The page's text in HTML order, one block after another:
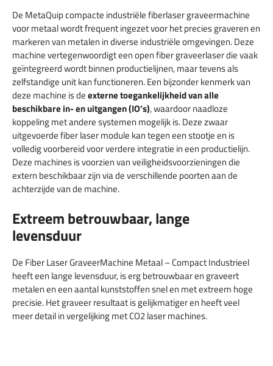
De MetaQuip compacte industriële fiberlaser graveermachine
voor metaal wordt frequent ingezet voor het precies graveren en
markeren van metalen in diverse industriële omgevingen. Deze
machine vertegenwoordigt een open fiber graveerlaser die vaak
geïntegreerd wordt binnen productielijnen, maar tevens als
zelfstandige unit kan functioneren. Een bijzonder kenmerk van
deze machine is deexterne toegankelijkheid van alle
beschikbare in- en uitgangen (IO’s), waardoor naadloze
koppeling met andere systemen mogelijk is. Deze zwaar
uitgevoerde fiber laser module kan tegen een stootje en is
volledig voorbereid voor verdere integratie in een productielijn.
Deze machines is voorzien van veiligheidsvoorzieningen die
extern beschikbaar zijn via de verschillende poorten aan de
achterzijde van de machine.
Extreem betrouwbaar, lange
levensduur
De Fiber Laser GraveerMachine Metaal – Compact Industrieel
heeft een lange levensduur, is erg betrouwbaar en graveert
metalen en een aantal kunststoffen snel en met extreem hoge
precisie. Het graveer resultaat is gelijkmatiger en heeft veel
meer detail in vergelijking met CO2 laser machines.